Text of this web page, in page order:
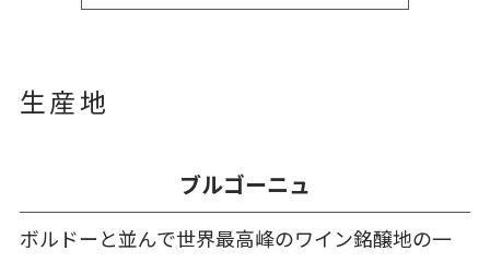
生産地
ブルゴーニュ
ボルドーと並んで世界最高峰のワイン銘醸地の一